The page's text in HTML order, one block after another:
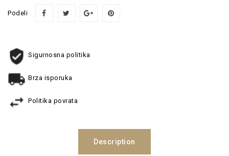
Podeli
Sigurnosna politika
Brza isporuka
Politika povrata
Description